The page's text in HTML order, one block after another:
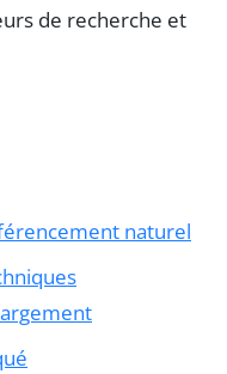
de recherche et
naturel